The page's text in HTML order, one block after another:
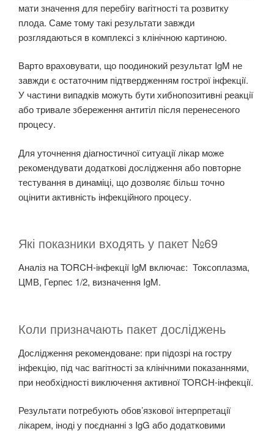
мати значення для перебігу вагітності та розвитку
плода. Саме тому такі результати завжди
розглядаються в комплексі з клінічною картиною.
Варто враховувати, що поодинокий результат IgM не
завжди є остаточним підтвердженням гострої інфекції.
У частини випадків можуть бути хибнопозитивні реакції
або тривале збереження антитіл після перенесеного
процесу.
Для уточнення діагностичної ситуації лікар може
рекомендувати додаткові дослідження або повторне
тестування в динаміці, що дозволяє більш точно
оцінити активність інфекційного процесу.
Які показники входять у пакет №69
Аналіз на TORCH-інфекції IgM включає: Токсоплазма,
ЦМВ, Герпес 1/2, визначення IgM.
Коли призначають пакет досліджень
Дослідження рекомендоване: при підозрі на гостру
інфекцію, під час вагітності за клінічними показаннями,
при необхідності виключення активної TORCH-інфекції.
Результати потребують обов’язкової інтерпретації
лікарем, іноді у поєднанні з IgG або додатковими